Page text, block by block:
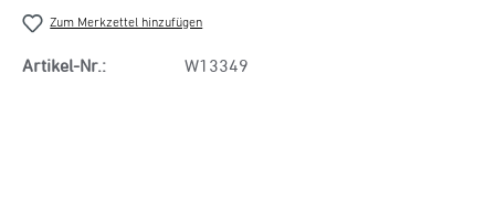
Zum Merkzettel hinzufügen
Artikel-Nr.: W13349